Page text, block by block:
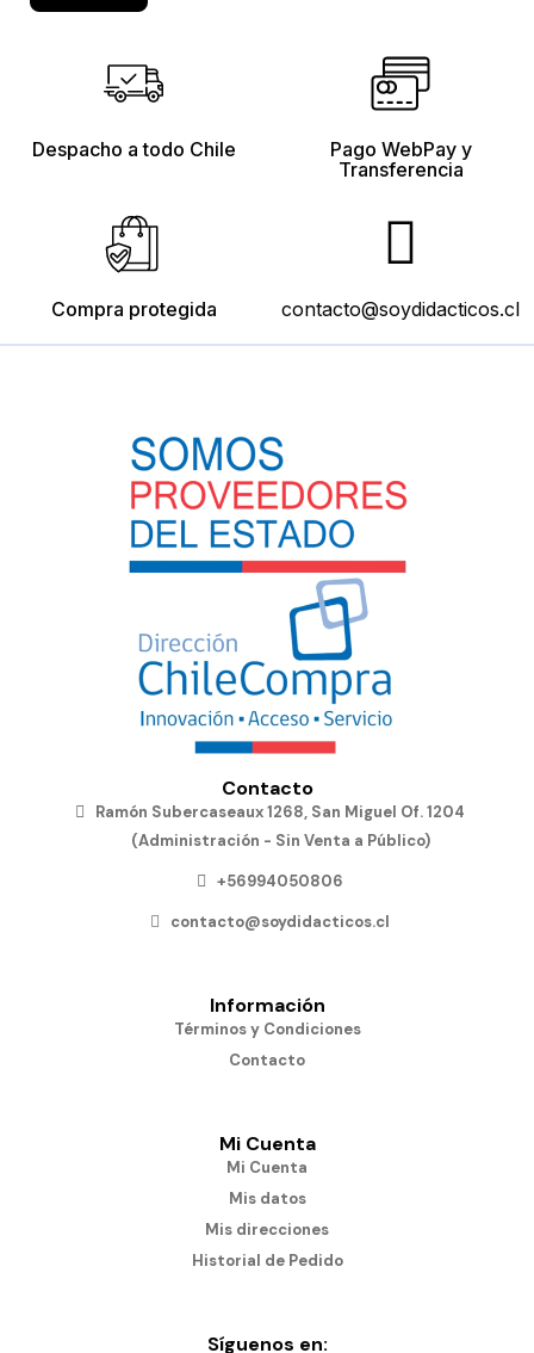
Despacho a todo Chile
Pago WebPay y
Transferencia
Compra protegida contacto@soydidacticos.cl
Contacto
Ramón Subercaseaux 1268, San Miguel Of. 1204
(Administración - Sin Venta a Público)
+56994050806
contacto@soydidacticos.cl
Información
Términos y Condiciones
Contacto
Mi Cuenta
Mi Cuenta
Mis datos
Mis direcciones
Historial de Pedido
Síguenos en: